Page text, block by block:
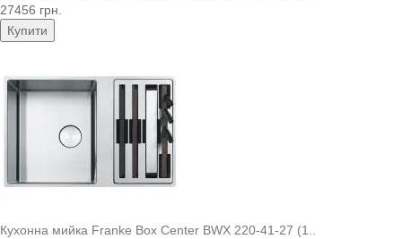
27456 грн.
Купити
Кухонна мийка Franke Box Center BWX 220-41-27 (1..